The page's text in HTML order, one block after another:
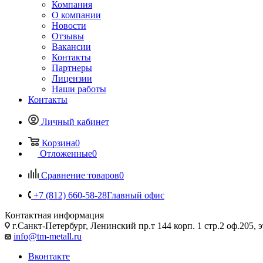
Компания
О компании
Новости
Отзывы
Вакансии
Контакты
Партнеры
Лицензии
Наши работы
Контакты
Личный кабинет
Корзина0
Отложенные0
Сравнение товаров0
+7 (812) 660-58-28Главный офис
Контактная информация
г.Санкт-Петербург, Ленинский пр.т 144 корп. 1 стр.2 оф.205,
info@tm-metall.ru
Вконтакте